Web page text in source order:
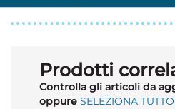
Prodotti
Controlla gli articoli da
oppure SELEZIONA TUTTO